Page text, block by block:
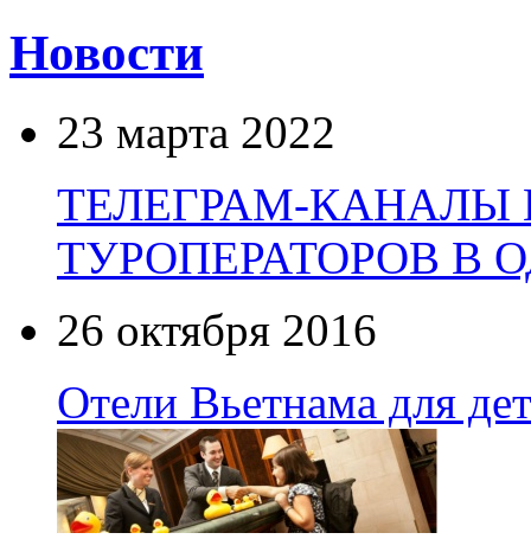
Новости
23 марта 2022
ТЕЛЕГРАМ-
ТУРОПЕРАТОРОВ В
26 октября 2016
Отели Вьетнама для